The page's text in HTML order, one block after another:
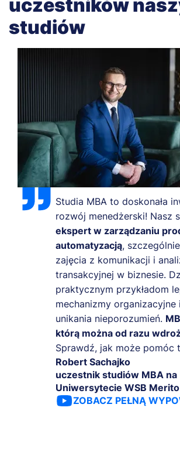
uczestników
studiów
Studia MBA to doskonała
rozwój menedżerski! Nasz
ekspert w zarządzaniu
automatyzacją,
zajęcia z komunikacji i
transakcyjnej w biznesie.
praktycznym przykładom
mechanizmy organizacyjne
unikania nieporozumień.
którą można od razu
Sprawdź, jak może pomóc
Robert Sachajko
uczestnik studiów MBA na
Uniwersytecie WSB Merito
ZOBACZ PEŁNĄ